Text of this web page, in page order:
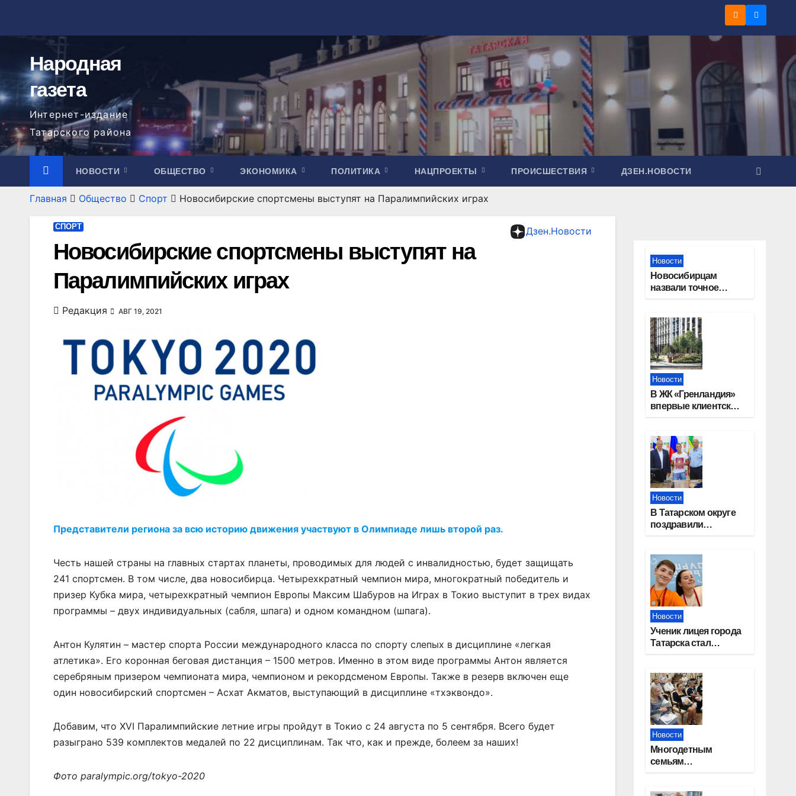
содержимому
Народная
газета
Интернет-издание
Татарского района
НОВОСТИ ОБЩЕСТВО ЭКОНОМИКА ПОЛИТИКА НАЦПРОЕКТЫ ПРОИСШЕСТВИЯ ДЗЕН.НОВОСТИ
Главная Общество Спорт Новосибирские спортсмены выступят на Паралимпийских играх
Дзен.Новости
СПОРТ
Новосибирские спортсмены выступят на
Паралимпийских играх
Редакция АВГ 19, 2021
Представители региона за всю историю движения участвуют в Олимпиаде лишь второй раз.
Честь нашей страны на главных стартах планеты, проводимых для людей с инвалидностью, будет защищать
241 спортсмен. В том числе, два новосибирца. Четырехкратный чемпион мира, многократный победитель и
призер Кубка мира, четырехкратный чемпион Европы Максим Шабуров на Играх в Токио выступит в трех видах
программы – двух индивидуальных (сабля, шпага) и одном командном (шпага).
Антон Кулятин – мастер спорта России международного класса по спорту слепых в дисциплине «легкая
атлетика». Его коронная беговая дистанция – 1500 метров. Именно в этом виде программы Антон является
серебряным призером чемпионата мира, чемпионом и рекордсменом Европы. Также в резерв включен еще
один новосибирский спортсмен – Асхат Акматов, выступающий в дисциплине «тхэквондо».
Добавим, что XVI Паралимпийские летние игры пройдут в Токио с 24 августа по 5 сентября. Всего будет
разыграно 539 комплектов медалей по 22 дисциплинам. Так что, как и прежде, болеем за наших!
Фото paralympic.org/tokyo-2020
Новости
Новосибирцам
назвали точное
праздники в 2027
году
Новости
В ЖК «Гренландия»
впервые клиентские
группы компаний
«СОЮЗ»
Новости
В Татарском округе
поздравили
отрасли
Новости
Ученик лицея города
Татарска стал
Новости
Многодетным
семьям